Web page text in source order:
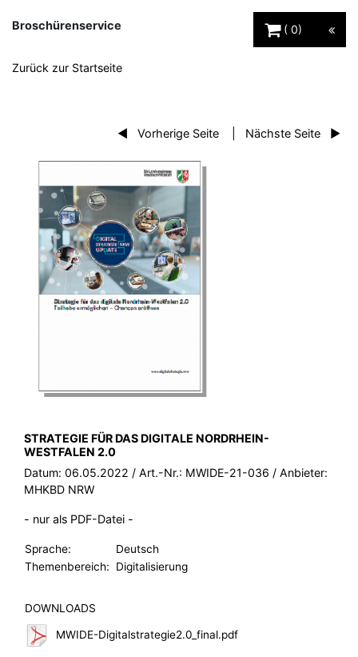
Broschürenservice
0
Zurück zur Startseite
Vorherige Seite Nächste Seite
BROSCHÜRE:
STRATEGIE FÜR DAS DIGITALE NORDRHEIN-
WESTFALEN 2.0
Datum: 06.05.2022 / Art.-Nr.: MWIDE-21-036 / Anbieter:
MHKBD NRW
- nur als PDF-Datei -
Sprache:
Deutsch
Themenbereich:
Digitalisierung
DOWNLOADS
MWIDE-Digitalstrategie2.0_final.pdf